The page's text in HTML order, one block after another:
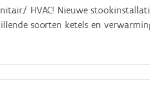
HVAC! Nieuwe
soorten ketels en